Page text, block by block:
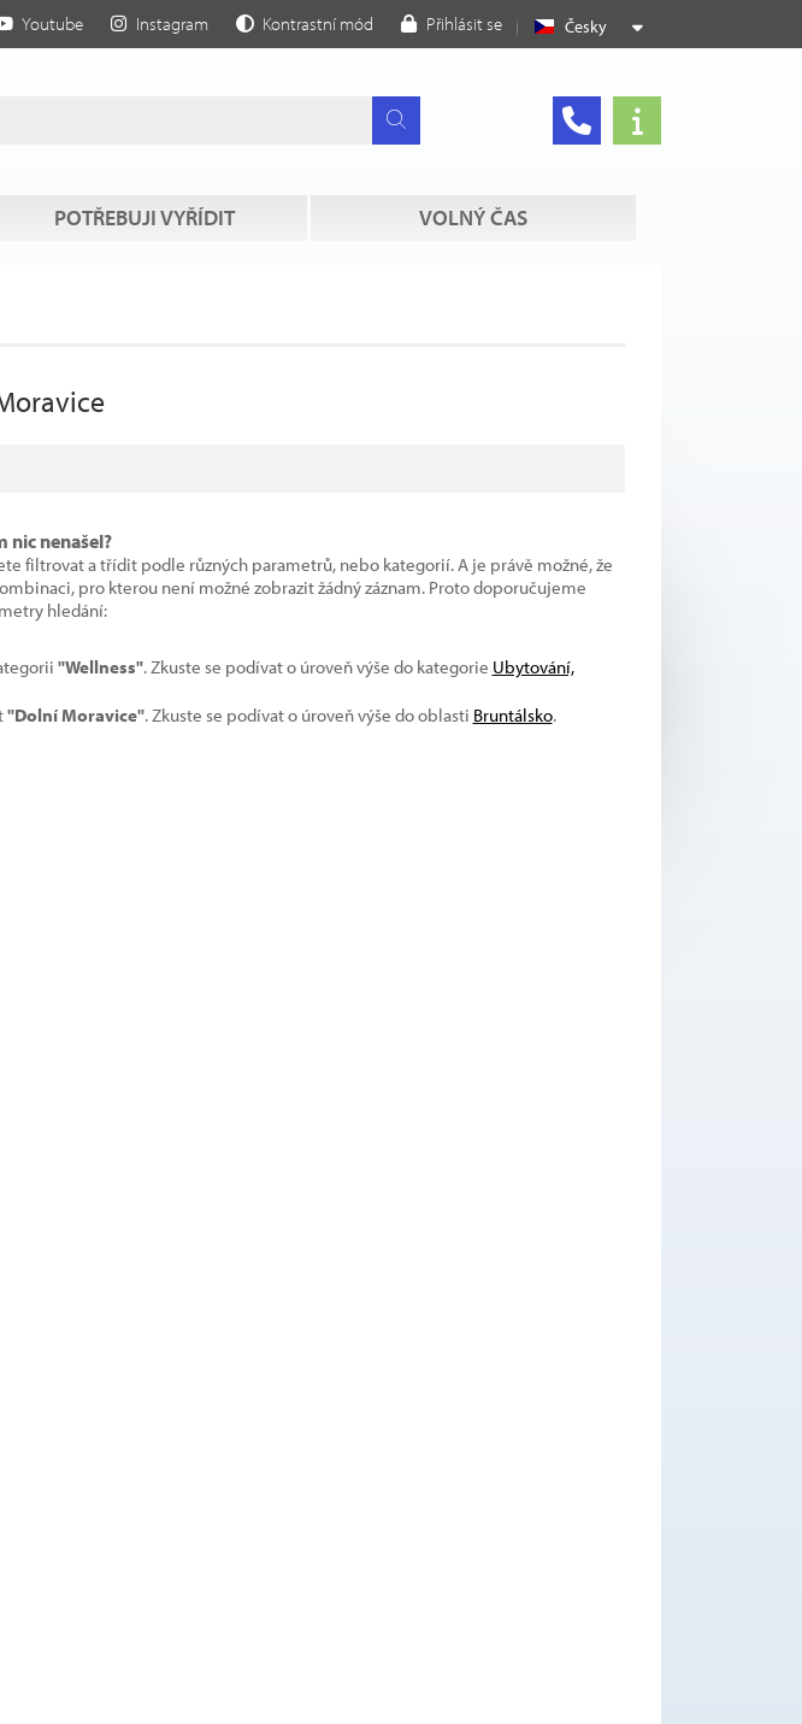
Česky
Youtube Instagram Kontrastní mód Přihlásit se
POTŘEBUJI VYŘÍDIT VOLNÝ ČAS
nic nenašel?
filtrovat a třídit podle různých parametrů, nebo kategorií. A je právě možné, že
pro kterou není možné zobrazit žádný záznam. Proto doporučujeme
hledání:
"Wellness". Zkuste se podívat o úroveň výše do kategorie Ubytování,
"Dolní Moravice". Zkuste se podívat o úroveň výše do oblasti Bruntálsko.